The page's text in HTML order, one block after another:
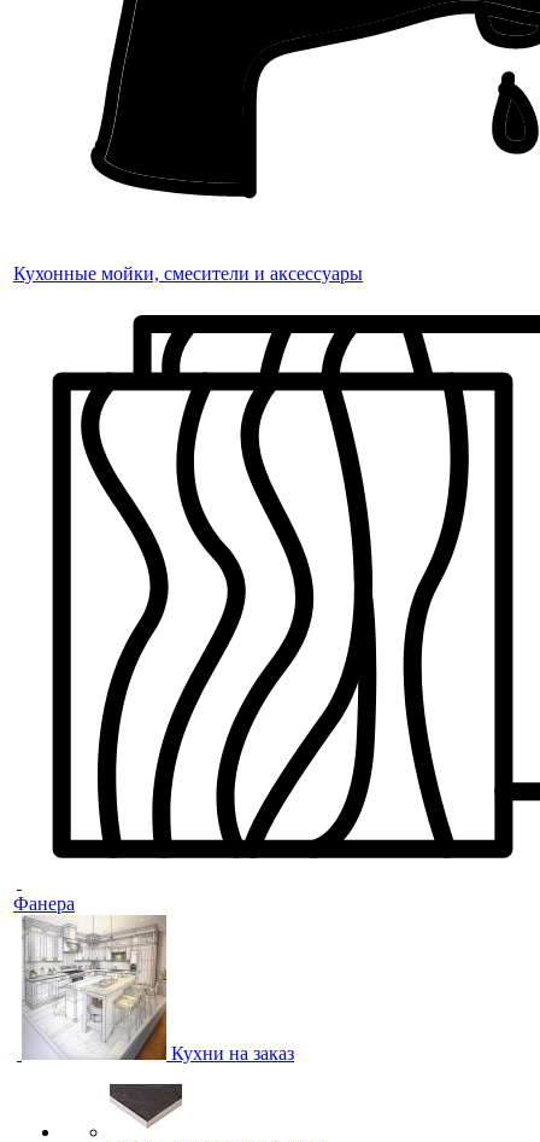
Кухонные мойки, смесители и аксессуары
Фанера
Кухни на заказ